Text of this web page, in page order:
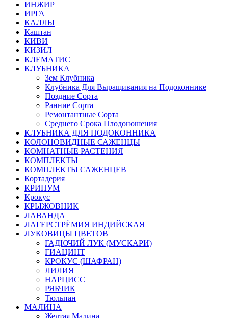
ИНЖИР
ИРГА
КАЛЛЫ
Каштан
КИВИ
КИЗИЛ
КЛЕМАТИС
КЛУБНИКА
Зем Клубника
Клубника Для Выращивания на Подоконнике
Поздние Сорта
Ранние Сорта
Ремонтантные Сорта
Среднего Срока Плодоношения
КЛУБНИКА ДЛЯ ПОДОКОННИКА
КОЛОНОВИДНЫЕ САЖЕНЦЫ
КОМНАТНЫЕ РАСТЕНИЯ
КОМПЛЕКТЫ
КОМПЛЕКТЫ САЖЕНЦЕВ
Кортадерия
КРИНУМ
Крокус
КРЫЖОВНИК
ЛАВАНДА
ЛАГЕРСТРЁМИЯ ИНДИЙСКАЯ
ЛУКОВИЦЫ ЦВЕТОВ
ГАДЮЧИЙ ЛУК (МУСКАРИ)
ГИАЦИНТ
КРОКУС (ШАФРАН)
ЛИЛИЯ
НАРЦИСС
РЯБЧИК
Тюльпан
МАЛИНА